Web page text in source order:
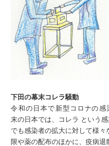
下田の幕末コレラ騒動
令和の日本で新型コロナの感
末の日本では、コレラ という
でも感染者の拡大に対して様
限や薬の配布のほかに、疫病退